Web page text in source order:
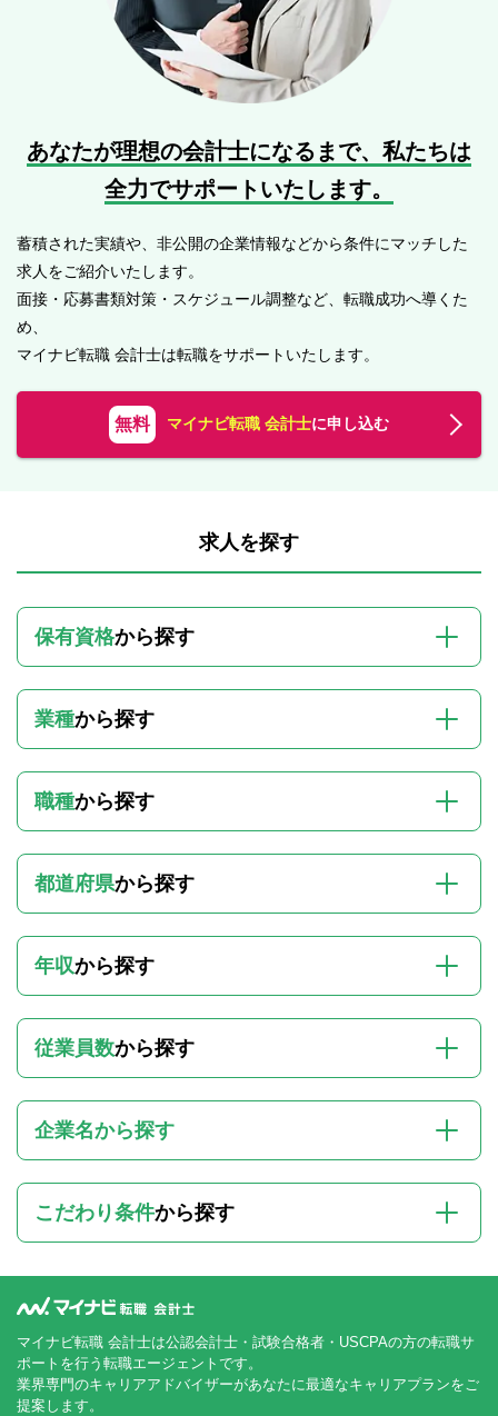
あなたが理想の会計士になるまで、 私たちは
全力でサポートいたします。
蓄積された実績や、非公開の企業情報などから条件にマッチした
求人をご紹介いたします。
面接・応募書類対策・スケジュール調整など、転職成功へ導くた
め、
マイナビ転職 会計士は転職をサポートいたします。
無料 マイナビ転職 会計士に申し込む
求人を探す
保有資格から探す
業種から探す
職種から探す
都道府県から探す
年収から探す
従業員数から探す
企業名から探す
こだわり条件から探す
マイナビ転職 会計士は公認会計士・試験合格者・USCPAの方の転職サ
ポートを行う転職エージェントです。
業界専門のキャリアアドバイザーがあなたに最適なキャリアプランをご
提案します。